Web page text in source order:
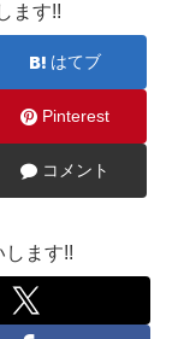
ます!!
はてブ
Pinterest
コメント
ます!!